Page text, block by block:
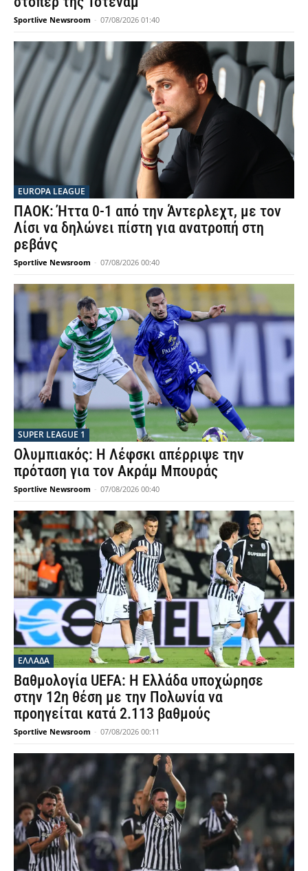
Sportlive Newsroom - 07/08/2026 01:40
EUROPA LEAGUE
ΠΑΟΚ: Ήττα 0-1 από την Άντερλεχτ, με τον
Λίσι να δηλώνει πίστη για ανατροπή στη
ρεβάνς
Sportlive Newsroom - 07/08/2026 00:40
SUPER LEAGUE 1
Ολυμπιακός: Η Λέφσκι απέρριψε την
πρόταση για τον Ακράμ Μπουράς
Sportlive Newsroom - 07/08/2026 00:40
ΕΛΛΑΔΑ
Βαθμολογία UEFA: Η Ελλάδα υποχώρησε
στην 12η θέση με την Πολωνία να
προηγείται κατά 2.113 βαθμούς
Sportlive Newsroom - 07/08/2026 00:11